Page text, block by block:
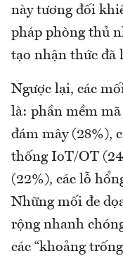
này tương đối
pháp phòng thủ
tạo nhận thức đã
Ngược lại, các
là: phần mềm
đám mây (28%),
thống IoT/OT
(22%), các lỗ
Những mối đe
rộng nhanh
các “khoảng